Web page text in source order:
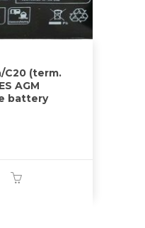
C20 (term.
AGM
battery